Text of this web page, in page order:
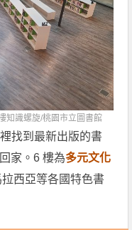
知識螺旋/桃園市立圖書館
找到最新出版的書
家。6 樓為多元文化
西亞等各國特色書